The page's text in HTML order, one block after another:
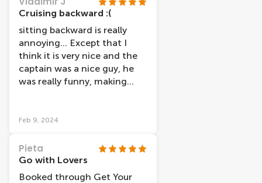
Cruising backward :(
sitting backward is really
annoying... Except that I
think it is very nice and the
captain was a nice guy, he
was really funny, making
Feb 9, 2024
Pieta
Go with Lovers
Booked through Get Your